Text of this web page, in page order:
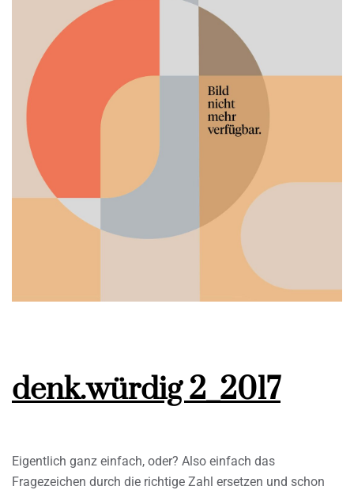
denk.würdig 2_2017
Eigentlich ganz einfach, oder? Also einfach das
Fragezeichen durch die richtige Zahl ersetzen und schon